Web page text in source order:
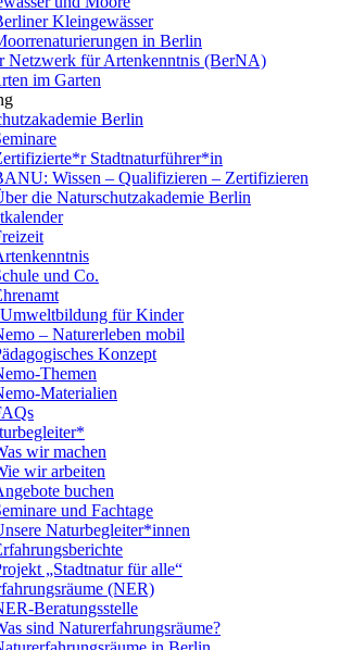
Kleingewässer
in Berlin
Netzwerk für Artenkenntnis (BerNA)
im Garten
Berlin
Stadtnaturführer*in
Wissen – Qualifizieren – Zertifizieren
die Naturschutzakademie Berlin
und Co.
für Kinder
– Naturerleben mobil
Konzept
Themen
Materialien
wir machen
wir arbeiten
buchen
und Fachtage
Naturbegleiter*innen
„Stadtnatur für alle“
(NER)
Beratungsstelle
sind Naturerfahrungsräume?